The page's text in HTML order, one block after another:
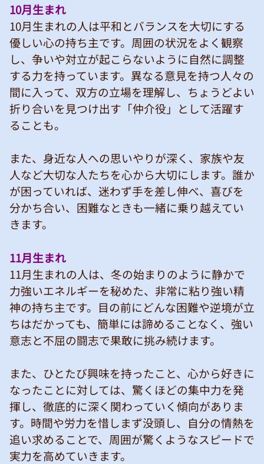
10月生まれ
10月生まれの人は平和とバランスを大切にする
優しい心の持ち主です。周囲の状況をよく観察
し、争いや対立が起こらないように自然に調整
する力を持っています。異なる意見を持つ人々の
間に入って、双方の立場を理解し、ちょうどよい
折り合いを見つけ出す「仲介役」として活躍す
ることも。
また、身近な人への思いやりが深く、家族や友
人など大切な人たちを心から大切にします。誰か
が困っていれば、迷わず手を差し伸べ、喜びを
分かち合い、困難なときも一緒に乗り越えてい
きます。
11月生まれ
11月生まれの人は、冬の始まりのように静かで
力強いエネルギーを秘めた、非常に粘り強い精
神の持ち主です。目の前にどんな困難や逆境が立
ちはだかっても、簡単には諦めることなく、強い
意志と不屈の闘志で果敢に挑み続けます。
また、ひとたび興味を持ったこと、心から好きに
なったことに対しては、驚くほどの集中力を発
揮し、徹底的に深く関わっていく傾向がありま
す。時間や労力を惜しまず没頭し、自分の情熱を
追い求めることで、周囲が驚くようなスピードで
実力を高めていきます。